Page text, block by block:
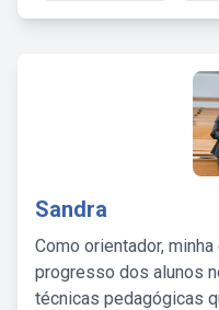
Sandra
Como orientador,
progresso dos alunos
técnicas pedagógicas